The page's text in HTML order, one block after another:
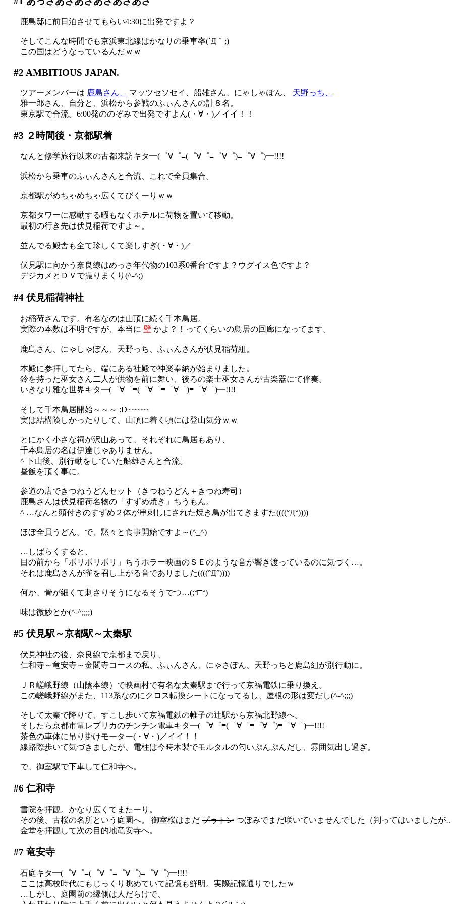
鹿島邸に前日泊させてもらい4:30に出発ですよ？
そしてこんな時間でも京浜東北線はかなりの乗車率(´Д｀;)
この国はどうなっているんだｗｗ
#2 AMBITIOUS JAPAN.
ツアーメンバーは 鹿島さん、 マッツセソセイ、船雄さん、にゃしゃぽん、 天野っち、
雅一郎さん、自分と、浜松から参戦のふぃんさんの計８名。
東京駅で合流。6:00発ののぞみで出発ですよん(・∀・)／イイ！！
#3 ２時間後・京都駅着
なんと修学旅行以来の古都来訪キタ━(゜∀゜≡(゜∀゜≡゜∀゜)≡゜∀゜)━!!!!
浜松から乗車のふぃんさんと合流、これで全員集合。
京都駅がめちゃめちゃ広くてびくーりｗｗ
京都タワーに感動する暇もなくホテルに荷物を置いて移動。
最初の行き先は伏見稲荷ですよ～。
並んでる殿舎も全て珍しくて楽しすぎ(・∀・)／
伏見駅に向かう奈良線はめっさ年代物の103系0番台ですよ？ウグイス色ですよ？
デジカメとＤＶで撮りまくり(^-^;)
#4伏見稲荷神社
お稲荷さんです。有名なのは山頂に続く千本鳥居。
実際の本数は不明ですが、本当に 壁 かよ？！ってくらいの鳥居の回廊になってます。
鹿島さん、にゃしゃぽん、天野っち、ふぃんさんが伏見稲荷組。
本殿に参拝してたら、端にある社殿で神楽奉納が始まりました。
鈴を持った巫女さん二人が供物を前に舞い、後ろの楽士巫女さんが古楽器にて伴奏。
いきなり雅な世界キタ━(゜∀゜≡(゜∀゜≡゜∀゜)≡゜∀゜)━!!!!
そして千本鳥居開始～～～ :D~~~~~
実は結構険しかったりして、山頂に着く頃には登山気分ｗｗ
とにかく小さな祠が沢山あって、それぞれに鳥居もあり、
千本鳥居の名は伊達じゃありません。
^ 下山後、別行動をしていた船雄さんと合流。
昼飯を頂く事に。
参道の店できつねうどんセット（きつねうどん＋きつね寿司）
鹿島さんは伏見稲荷名物の「すずめ焼き」ちうもん。
^ …なんと頭付きのすずめ２体が串刺しにされた焼き鳥が出てきますた((((°Д°))))
ほぼ全員うどん。で、黙々と食事開始ですよ～(^_^)
…しばらくすると、
目の前から「ボリボリボリ」ちうホラー映画のＳＥのような音が響き渡っているのに気づく…。
それは鹿島さんが雀を召し上がる音でありました((((°Д°))))
何か、骨が細くて刺さりそうになるそうでつ…(;°□°)
味は微妙とか(^-^;;;;)
#5 伏見駅～京都駅～太秦駅
伏見神社の後、奈良線で京都まで戻り、
仁和寺～竜安寺～金閣寺コースの私、ふぃんさん、にゃさぽん、天野っちと鹿島組が別行動に。
ＪＲ嵯峨野線（山陰本線）で映画村で有名な太秦駅まで行って京福電鉄に乗り換え。
この嵯峨野線がまた、113系なのにクロス転換シートになってるし、屋根の形は変だし(^-^;;;)
そして太秦で降りて、すこし歩いて京福電鉄の帷子の辻駅から京福北野線へ。
そしたら京都市電レプリカのチンチン電車キタ━(゜∀゜≡(゜∀゜≡゜∀゜)≡゜∀゜)━!!!!
茶色の車体に吊り掛けモーター(・∀・)／イイ！！
線路際歩いて気づきましたが、電柱は今時木製でモルタルの匂いぷんぷんだし、雰囲気出し過ぎ。
で、御室駅で下車して仁和寺へ。
#6 仁和寺
書院を拝観。かなり広くてまたーり。
その後、古桜の名所という庭園へ。 御室桜はまだ プゥトン つぼみでまだ咲いていませんでした（判ってはいましたが
金堂を拝観して次の目的地竜安寺へ。
#7 竜安寺
石庭キタ━(゜∀゜≡(゜∀゜≡゜∀゜)≡゜∀゜)━!!!!
ここは高校時代にもじっくり眺めていて記憶も鮮明。実際記憶通りでしたｗ
…しがし、庭園前の縁側は人だらけで、